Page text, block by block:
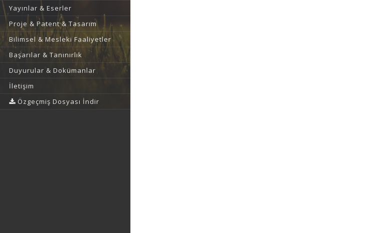
Yayınlar & Eserler
Proje & Patent & Tasarım
Bilimsel & Mesleki Faaliyetler
Başarılar & Tanınırlık
Duyurular & Dokümanlar
İletişim
Özgeçmiş Dosyası İndir